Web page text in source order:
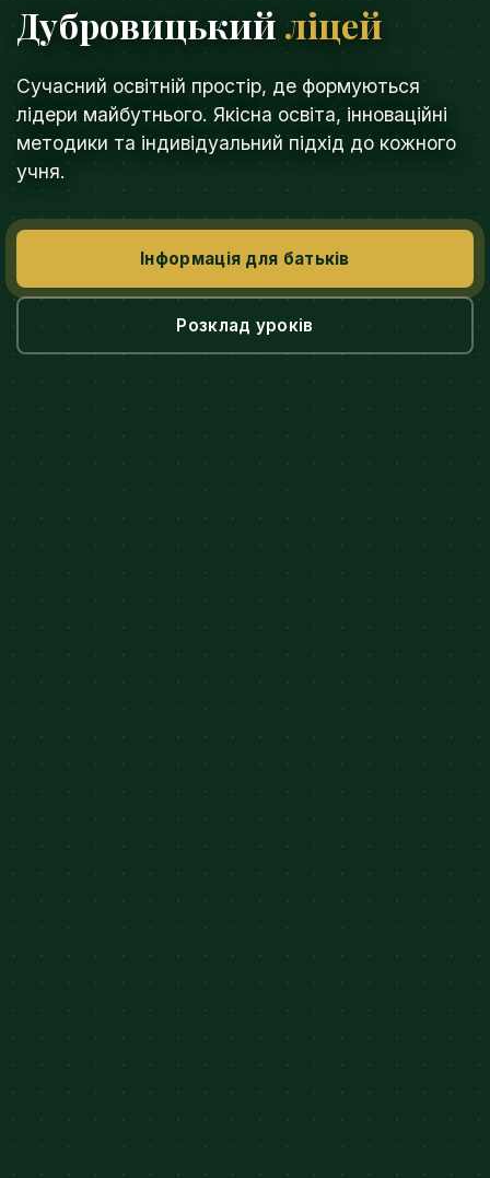
Дубровицький ліцей
Сучасний освітній простір, де формуються
лідери майбутнього. Якісна освіта, інноваційні
методики та індивідуальний підхід до кожного
учня.
Інформація для батьків
Розклад уроків